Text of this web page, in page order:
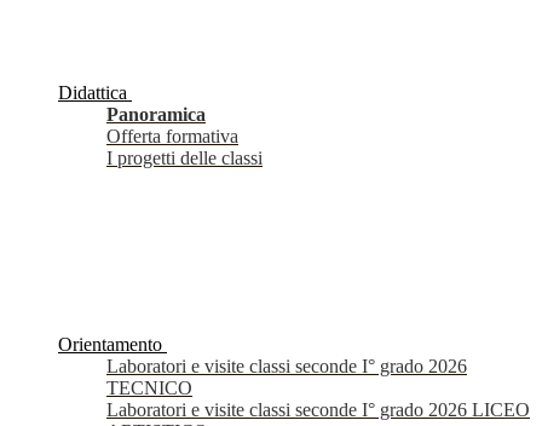
Didattica
Panoramica
Offerta formativa
I progetti delle classi
Orientamento
Laboratori e visite classi seconde I° grado 2026
TECNICO
Laboratori e visite classi seconde I° grado 2026 LICEO